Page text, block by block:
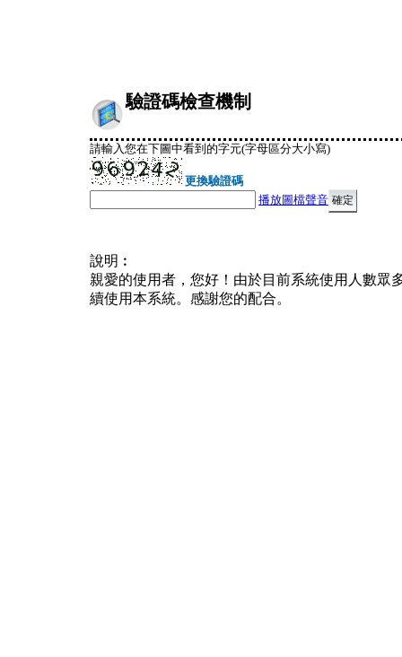
驗證碼檢查機制
請輸入您在下圖中看到的字元(字母區分大小寫)
更換驗證碼
播放圖檔聲音
說明︰
親愛的使用者，您好！由於目前系統使用人數眾
續使用本系統。感謝您的配合。